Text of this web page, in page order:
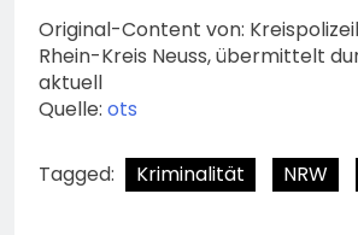
Original-Content von:
Rhein-Kreis Neuss, übermittelt
aktuell
Quelle: ots
Tagged: Kriminalität NRW